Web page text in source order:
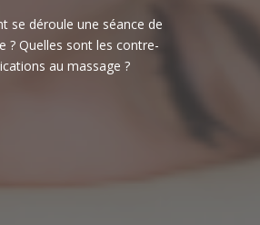
se déroule une séance de
? Quelles sont les contre-
au massage ?